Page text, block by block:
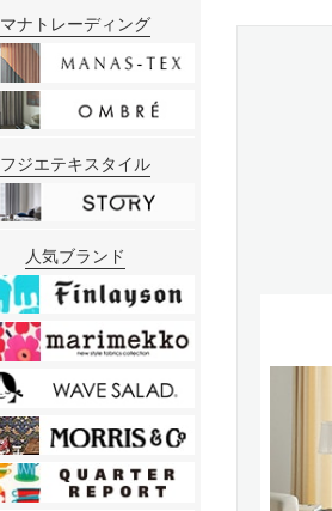
マナトレーディング
フジエテキスタイル
人気ブランド